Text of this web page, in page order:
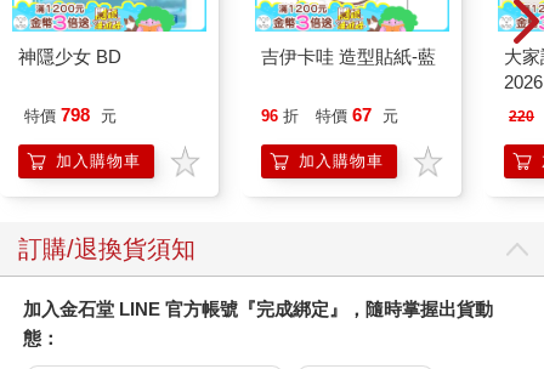
神隱少女 BD
特價 798 元
加入購物車
吉伊卡哇 造型貼紙-藍
96 折 特價 67 元
加入購物車
大
220
訂購/退換貨須知
加入金石堂 LINE 官方帳號『完成綁定』，隨時掌握出貨動
態：